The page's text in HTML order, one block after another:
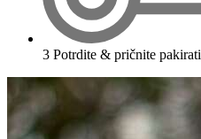
3 Potrdite & pričnite pakirati